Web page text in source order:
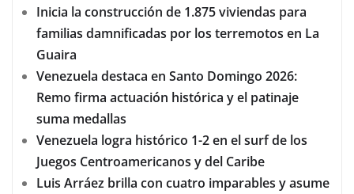
Inicia la construcción de 1.875 viviendas para
familias damnificadas por los terremotos en La
Guaira
Venezuela destaca en Santo Domingo 2026:
Remo firma actuación histórica y el patinaje
suma medallas
Venezuela logra histórico 1-2 en el surf de los
Juegos Centroamericanos y del Caribe
Luis Arráez brilla con cuatro imparables y asume